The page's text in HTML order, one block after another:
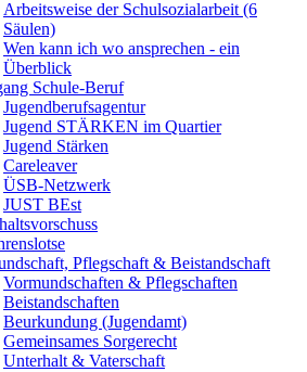
Arbeitsweise der Schulsozialarbeit (6
Säulen)
Wen kann ich wo ansprechen - ein
Überblick
Schule-Beruf
Jugendberufsagentur
Jugend STÄRKEN im Quartier
Jugend Stärken
Careleaver
ÜSB-Netzwerk
JUST BEst
Pflegschaft & Beistandschaft
Vormundschaften & Pflegschaften
Beistandschaften
Beurkundung (Jugendamt)
Gemeinsames Sorgerecht
Unterhalt & Vaterschaft